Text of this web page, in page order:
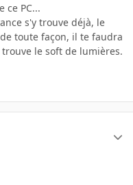
ce PC...
s'y trouve déjà, le
toute façon, il te faudra
le soft de lumières.